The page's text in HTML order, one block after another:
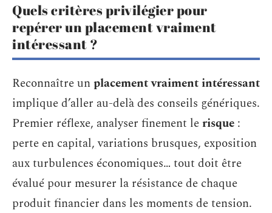
Quels critères privilégier pour
repérer un placement vraiment
intéressant ?
Reconnaître unplacement vraiment intéressant
implique d’aller au-delà des conseils génériques.
Premier réflexe, analyser finement lerisque :
perte en capital, variations brusques, exposition
aux turbulences économiques… tout doit être
évalué pour mesurer la résistance de chaque
produit financier dans les moments de tension.